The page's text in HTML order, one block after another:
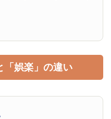
「娯楽」の違い